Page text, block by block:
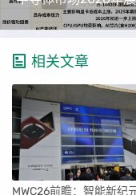
相关文章